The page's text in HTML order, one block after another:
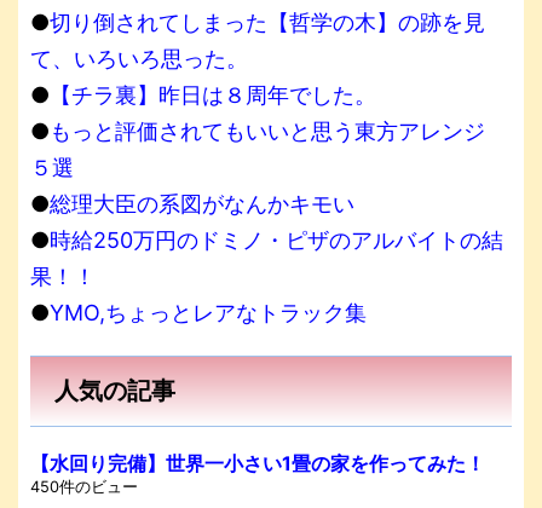
●切り倒されてしまった【哲学の木】の跡を見
て、いろいろ思った。
● 【チラ裏】昨日は８周年でした。
●もっと評価されてもいいと思う東方アレンジ
５選
●総理大臣の系図がなんかキモい
●時給250万円のドミノ・ピザのアルバイトの結
果！！
●YMO,ちょっとレアなトラック集
人気の記事
【水回り完備】世界一小さい1畳の家を作ってみた！
450件のビュー